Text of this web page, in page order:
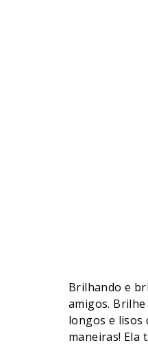
Brilhando e
amigos.
longos e lisos
maneiras! Ela